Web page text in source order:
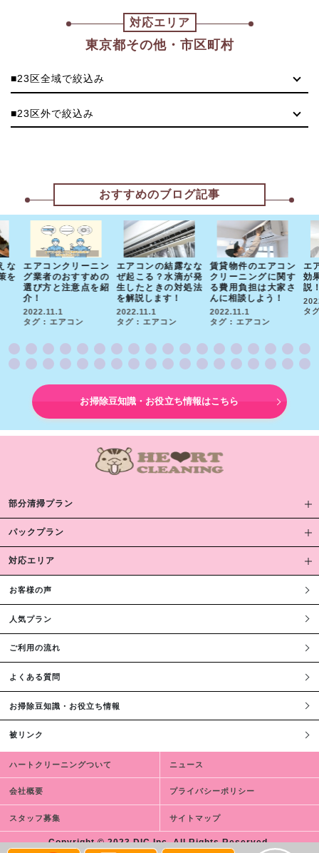
対応エリア
東京都その他・市区町村
■23区全域で絞込み
■23区外で絞込み
おすすめのブログ記事
な
を
エアコンクリーニン
グ業者のおすすめの
選び方と注意点を紹
介！
2022.11.1
タグ : エアコン
エアコンの結露なな
ぜ起こる？水滴が発
生したときの対処法
を解説します！
2022.11.1
タグ : エアコン
賃貸物件のエアコン
クリーニングに関す
る費用負担は大家さ
んに相談しよう！
2022.11.1
タグ : エアコン
エ
効
説
タ
お掃除豆知識・お役立ち情報はこちら
部分清掃プラン
パックプラン
対応エリア
お客様の声
人気プラン
ご利用の流れ
よくある質問
お掃除豆知識・お役立ち情報
被リンク
ハートクリーニングついて ニュース
会社概要 プライバシーポリシー
スタッフ募集 サイトマップ
Copyright © 2023 DIC,Inc. All Rights Reserved.